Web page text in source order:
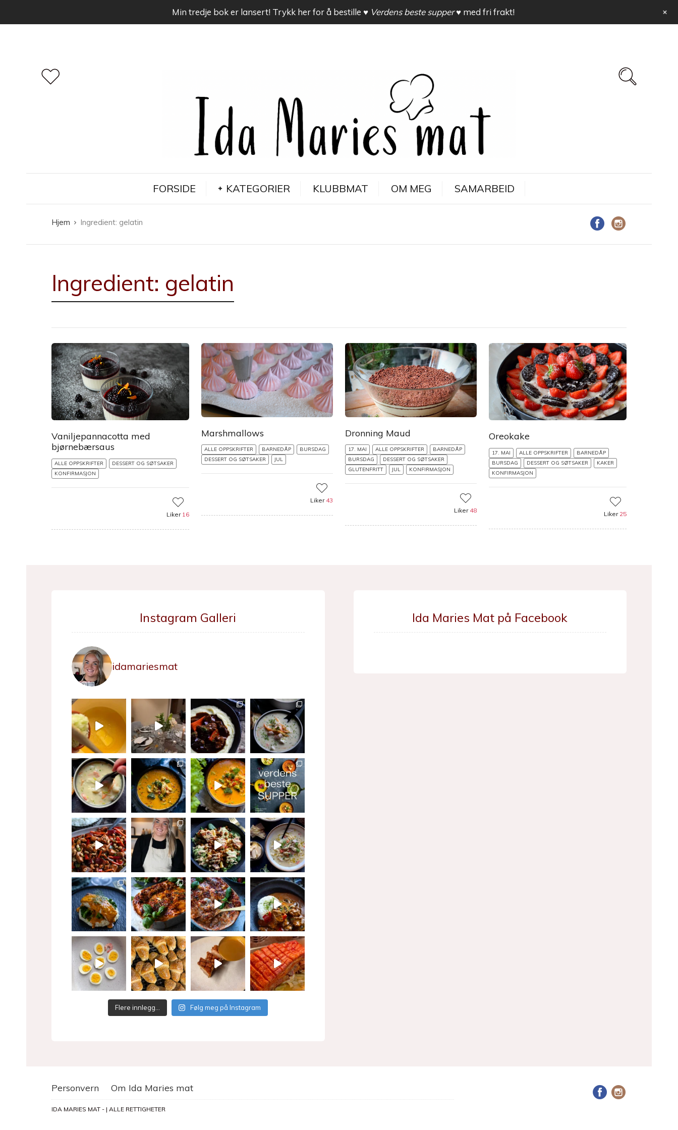
FORSIDE KATEGORIER KLUBBMAT OM MEG SAMARBEID
Hjem Ingredient: gelatin
Ingredient: gelatin
Vaniljepannacotta med
bjørnebærsaus
ALLE OPPSKRIFTER
DESSERT OG SØTSAKER
KONFIRMASJON
Liker 16
Marshmallows
ALLE OPPSKRIFTER BARNEDÅP
BURSDAG
DESSERT OG SØTSAKER
JUL
Liker 43
Dronning Maud
17. MAI ALLE OPPSKRIFTER
BARNEDÅP
BURSDAG
DESSERT OG SØTSAKER
GLUTENFRITT
JUL KONFIRMASJON
Liker 48
Oreokake
17. MAI ALLE OPPSKRIFTER
BARNEDÅP
BURSDAG
DESSERT OG SØTSAKER
KAKER
KONFIRMASJON
Liker 25
Instagram Galleri
idamariesmat
Flere innlegg… Følg meg på Instagram
Ida Maries Mat på Facebook
Personvern Om Ida Maries mat
IDA MARIES MAT - | ALLE RETTIGHETER
Min tredje bok er lansert! Trykk her for å bestille ♥ Verdens beste supper ♥ med fri frakt! +